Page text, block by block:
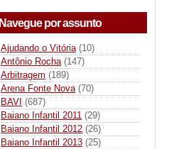
Navegue por assunto
Ajudando o Vitória (10)
Antônio Rocha (147)
Arbitragem (189)
Arena Fonte Nova (70)
BAVI (687)
Baiano Infantil 2011 (29)
Baiano Infantil 2012 (26)
Baiano Infantil 2013 (25)